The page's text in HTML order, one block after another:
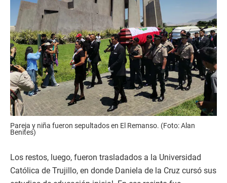
Pareja y niña fueron sepultados en El Remanso. (Foto: Alan
Benites)
Los restos, luego, fueron trasladados a la Universidad
Católica de Trujillo, en donde Daniela de la Cruz cursó sus